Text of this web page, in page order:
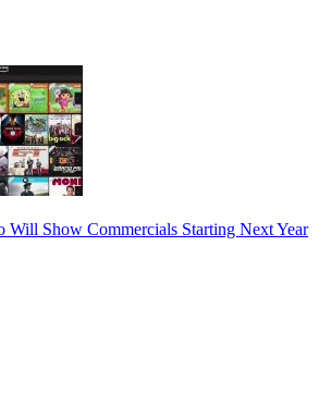
Will Show Commercials Starting Next Year